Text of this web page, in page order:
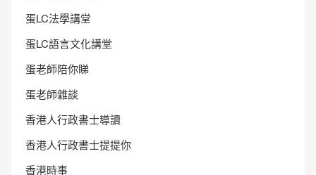
蛋LC法學講堂
蛋LC語言文化講堂
蛋老師陪你睇
蛋老師雜談
香港人行政書士導讀
香港人行政書士提提你
香港時事